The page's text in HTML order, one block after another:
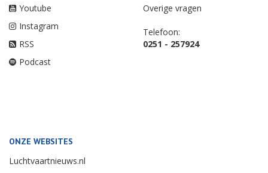
Youtube
Instagram
RSS
Podcast
Overige vragen
Telefoon:
0251 - 257924
ONZE WEBSITES
Luchtvaartnieuws.nl